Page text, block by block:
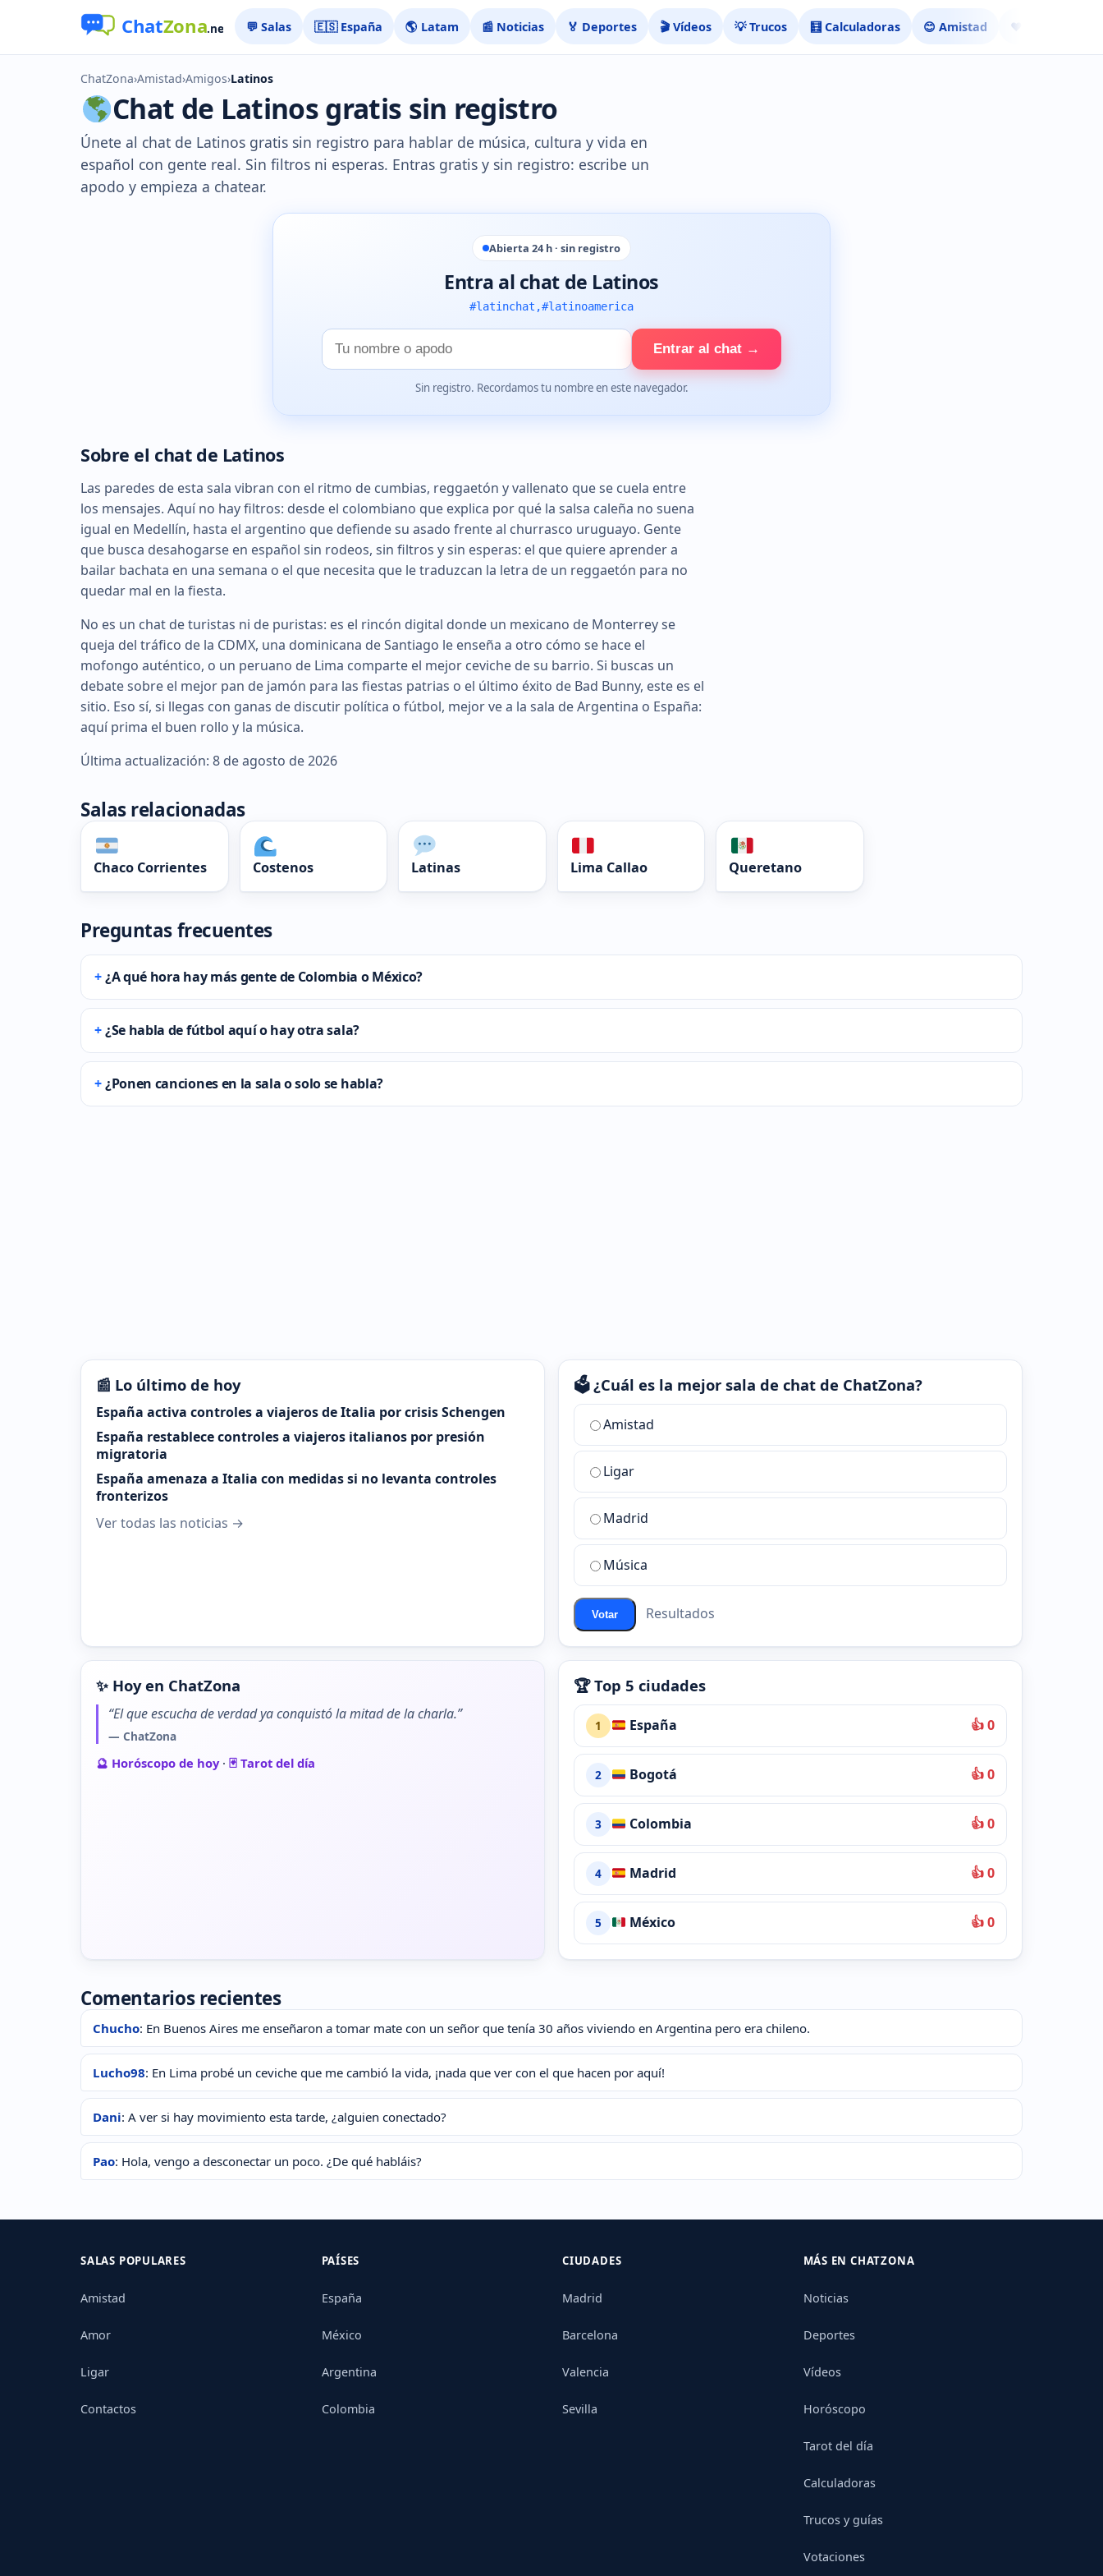
💬 Salas 🇪🇸 España 🌎 Latam 📰 Noticias 🏅 Deportes 🎬 Vídeos 💡 Trucos 🧮 Calculadoras 😊 Amistad ❤️ Ligar
ChatZona›Amistad›Amigos›Latinos
Chat de Latinos gratis sin registro
Únete al chat de Latinos gratis sin registro para hablar de música, cultura y vida en
español con gente real. Sin filtros ni esperas. Entras gratis y sin registro: escribe un
apodo y empieza a chatear.
Abierta 24 h · sin registro
Entra al chat de Latinos
#latinchat,#latinoamerica
Tu
nombre
Entrar al chat →
Sin registro. Recordamos tu nombre en este navegador.
Sobre el chat de Latinos
Las paredes de esta sala vibran con el ritmo de cumbias, reggaetón y vallenato que se cuela entre
los mensajes. Aquí no hay filtros: desde el colombiano que explica por qué la salsa caleña no suena
igual en Medellín, hasta el argentino que defiende su asado frente al churrasco uruguayo. Gente
que busca desahogarse en español sin rodeos, sin filtros y sin esperas: el que quiere aprender a
bailar bachata en una semana o el que necesita que le traduzcan la letra de un reggaetón para no
quedar mal en la fiesta.
No es un chat de turistas ni de puristas: es el rincón digital donde un mexicano de Monterrey se
queja del tráfico de la CDMX, una dominicana de Santiago le enseña a otro cómo se hace el
mofongo auténtico, o un peruano de Lima comparte el mejor ceviche de su barrio. Si buscas un
debate sobre el mejor pan de jamón para las fiestas patrias o el último éxito de Bad Bunny, este es el
sitio. Eso sí, si llegas con ganas de discutir política o fútbol, mejor ve a la sala de Argentina o España:
aquí prima el buen rollo y la música.
Última actualización: 8 de agosto de 2026
Salas relacionadas
Chaco Corrientes Costenos Latinas Lima Callao Queretano
Preguntas frecuentes
¿A qué hora hay más gente de Colombia o México?
¿Se habla de fútbol aquí o hay otra sala?
¿Ponen canciones en la sala o solo se habla?
📰 Lo último de hoy
España activa controles a viajeros de Italia por crisis Schengen
España restablece controles a viajeros italianos por presión
migratoria
España amenaza a Italia con medidas si no levanta controles
fronterizos
Ver todas las noticias →
🗳️ ¿Cuál es la mejor sala de chat de ChatZona?
¿Cuál
la
mejor
sala
chat
ChatZona?
Amistad
Ligar
Madrid
Música
Votar Resultados
✨ Hoy en ChatZona
“El que escucha de verdad ya conquistó la mitad de la charla.”
— ChatZona
🔮 Horóscopo de hoy· 🃏 Tarot del día
🏆 Top 5 ciudades
1 España 👍 0
2 Bogotá 👍 0
3 Colombia 👍 0
4 Madrid 👍 0
5 México 👍 0
Comentarios recientes
Chucho: En Buenos Aires me enseñaron a tomar mate con un señor que tenía 30 años viviendo en Argentina pero era chileno.
Lucho98: En Lima probé un ceviche que me cambió la vida, ¡nada que ver con el que hacen por aquí!
Dani: A ver si hay movimiento esta tarde, ¿alguien conectado?
Pao: Hola, vengo a desconectar un poco. ¿De qué habláis?
SALAS POPULARES
Amistad
Amor
Ligar
Contactos
PAÍSES
España
México
Argentina
Colombia
CIUDADES
Madrid
Barcelona
Valencia
Sevilla
MÁS EN CHATZONA
Noticias
Deportes
Vídeos
Horóscopo
Tarot del día
Calculadoras
Trucos y guías
Votaciones